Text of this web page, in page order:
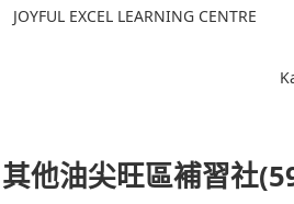
JOYFUL EXCEL LEARNING CENTRE
其他油尖旺區補習社